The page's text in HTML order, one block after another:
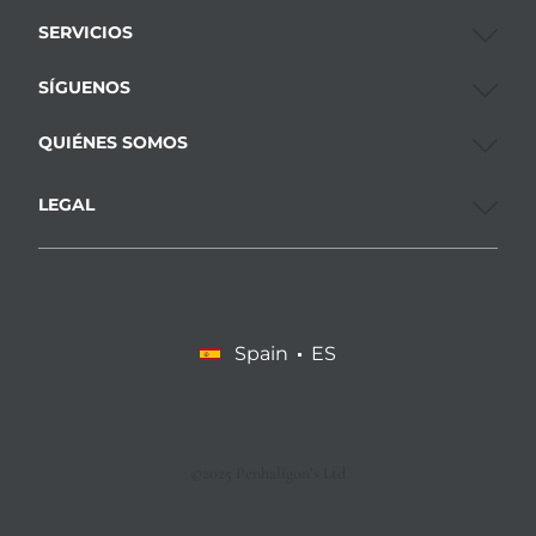
SERVICIOS
SÍGUENOS
QUIÉNES SOMOS
LEGAL
Spain ES